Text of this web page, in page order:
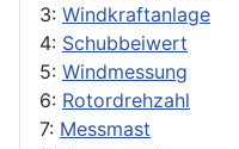
3: Windkraftanlage
4: Schubbeiwert
5: Windmessung
6: Rotordrehzahl
7: Messmast